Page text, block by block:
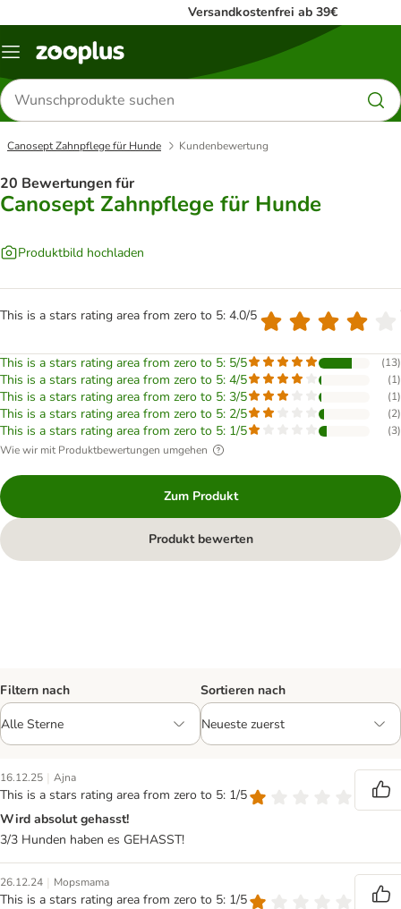
Versandkostenfrei ab 39€
Menü
Produkte
suchen
Canosept Zahnpflege für Hunde Kundenbewertung
20 Bewertungen für
Canosept Zahnpflege für Hunde
Produktbild hochladen
This is a stars rating area from zero to 5: 4.0/5
This is a stars rating area from zero to 5: 5/5 (13)
This is a stars rating area from zero to 5: 4/5 (1)
This is a stars rating area from zero to 5: 3/5 (1)
This is a stars rating area from zero to 5: 2/5 (2)
This is a stars rating area from zero to 5: 1/5 (3)
Wie wir mit Produktbewertungen umgehen
Zum Produkt
Produkt bewerten
Filtern nach Sortieren nach
16.12.25 | Ajna
This is a stars rating area from zero to 5: 1/5
Wird absolut gehasst!
3/3 Hunden haben es GEHASST!
26.12.24 | Mopsmama
This is a stars rating area from zero to 5: 1/5